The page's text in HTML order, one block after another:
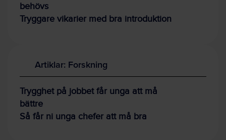
behövs
Tryggare vikarier med bra introduktion
Artiklar: Forskning
Trygghet på jobbet får unga att må
bättre
Så får ni unga chefer att må bra